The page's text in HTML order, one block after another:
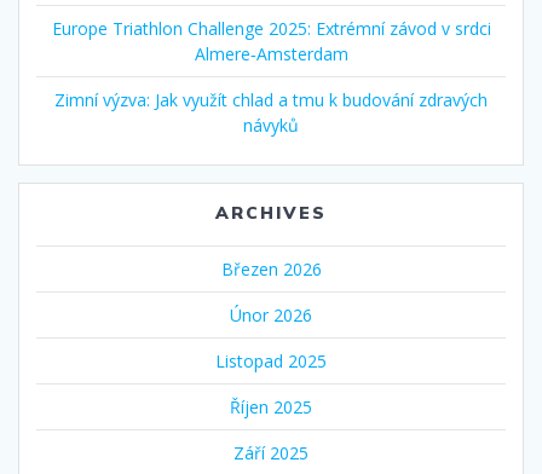
Europe Triathlon Challenge 2025: Extrémní závod v srdci
Almere‑Amsterdam
Zimní výzva: Jak využít chlad a tmu k budování zdravých
návyků
ARCHIVES
Březen 2026
Únor 2026
Listopad 2025
Říjen 2025
Září 2025